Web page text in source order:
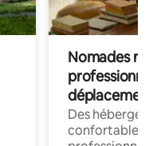
Nomades
déplacement
Des
confortables